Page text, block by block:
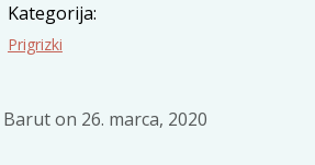
Kategorija:
Prigrizki
Baruton 26. marca, 2020